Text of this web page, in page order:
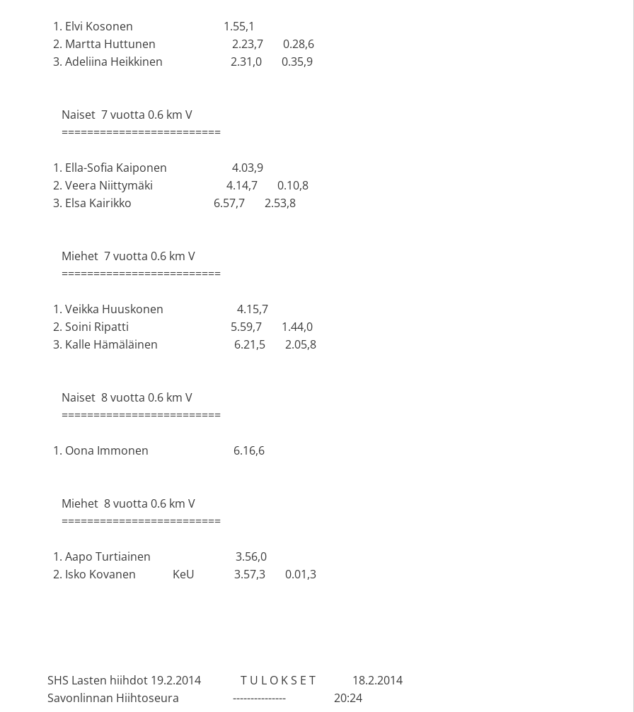
1. Elvi Kosonen 1.55,1
2. Martta Huttunen 2.23,7 0.28,6
3. Adeliina Heikkinen 2.31,0 0.35,9
Naiset 7 vuotta 0.6 km V
=========================
1. Ella-Sofia Kaiponen 4.03,9
2. Veera Niittymäki 4.14,7 0.10,8
3. Elsa Kairikko 6.57,7 2.53,8
Miehet 7 vuotta 0.6 km V
=========================
1. Veikka Huuskonen 4.15,7
2. Soini Ripatti 5.59,7 1.44,0
3. Kalle Hämäläinen 6.21,5 2.05,8
Naiset 8 vuotta 0.6 km V
=========================
1. Oona Immonen 6.16,6
Miehet 8 vuotta 0.6 km V
=========================
1. Aapo Turtiainen 3.56,0
2. Isko Kovanen KeU 3.57,3 0.01,3
SHS Lasten hiihdot 19.2.2014 T U L O K S E T 18.2.2014
Savonlinnan Hiihtoseura --------------- 20:24